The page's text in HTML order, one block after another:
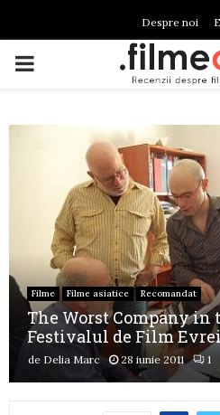
Despre noi
PRIMARY
Filme Filme asiatice Recomandat
The Worst Company in
Festivalul de Film
de Delia Marc 28 iunie 2011 1